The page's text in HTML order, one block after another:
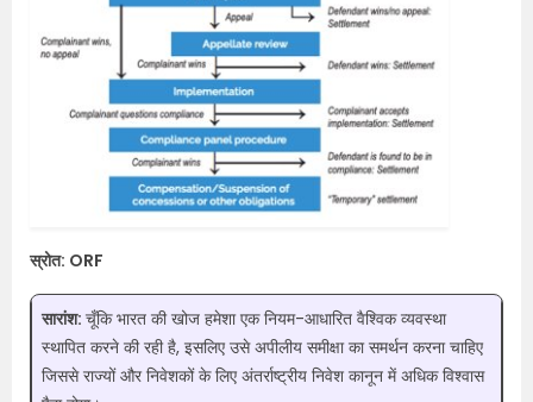
स्रोत: ORF​
सारांश: चूँकि भारत की खोज हमेशा एक नियम-आधारित वैश्विक व्यवस्था
स्थापित करने की रही है, इसलिए उसे अपीलीय समीक्षा का समर्थन करना चाहिए
जिससे राज्यों और निवेशकों के लिए अंतर्राष्ट्रीय निवेश कानून में अधिक विश्वास